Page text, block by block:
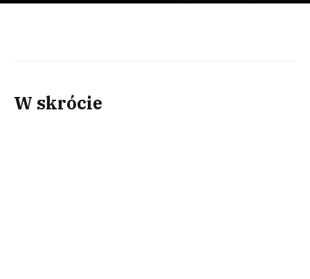
W skrócie